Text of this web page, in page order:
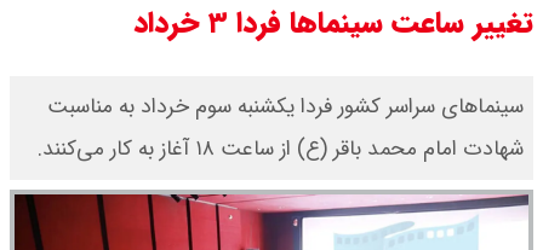
تغییر ساعت سینماها فردا ۳ خرداد
سینماهای سراسر کشور فردا یکشنبه سوم خرداد به مناسبت
شهادت امام محمد باقر (ع) از ساعت ۱۸ آغاز به کار می‌کنند.